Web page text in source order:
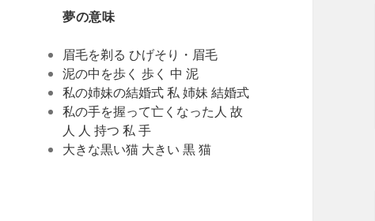
夢の意味
眉毛を剃る ひげそり・眉毛
泥の中を歩く 歩く 中 泥
私の姉妹の結婚式 私 姉妹 結婚式
私の手を握って亡くなった人 故
人 人 持つ 私 手
大きな黒い猫 大きい 黒 猫